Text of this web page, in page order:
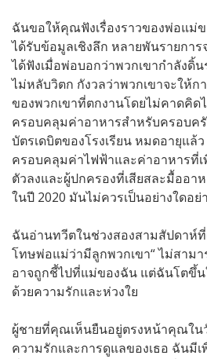
ฉันขอให้คุณฟังเรื่องราวของพ่อแม่ข
ได้รับข้อมูลเชิงลึก หลายพันรายกา
ได้ฟังเมื่อพ่อบอกว่าพวกเขากำลังดิ้
ไม่หลับวิตก กังวลว่าพวกเขาจะให้
ของพวกเขาที่ตกงานโดยไม่คาดคิด
ครอบคลุมค่าอาหารสำหรับครอบค
บัตรเดบิตของโรงเรียน หมดอายุแล้
ครอบคลุมค่าไฟฟ้าและค่าอาหารที่
ตัวลงและผู้ปกครองที่เสียสละมื้ออา
ในปี 2020 มันไม่ควรเป็นอย่างใดอย่
ฉันอ่านทวีตในช่วงสองสามสัปดาห์
โทษพ่อแม่ว่ามีลูกพวกเขา“ ไม่สามา
อาจถูกชี้ไปที่แม่ของฉัน แต่ฉันโตขึ้
ด้วยความรักและห่วงใย
ผู้ชายที่คุณเห็นยืนอยู่ตรงหน้าคุณใ
ความรักและการดูแลของเธอ ฉันมี